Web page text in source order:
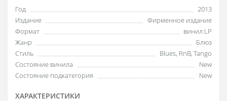
Год
2013
Издание
Фирменное издание
Формат
винил LP
Жанр
Блюз
Стиль
Blues, RnB, Tango
Состояние винила
New
Состояние подкатегория
New
ХАРАКТЕРИСТИКИ